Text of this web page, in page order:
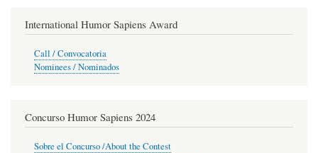
International Humor Sapiens Award
Call / Convocatoria
Nominees / Nominados
Concurso Humor Sapiens 2024
Sobre el Concurso /About the Contest